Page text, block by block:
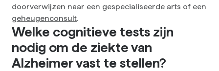
doorverwijzen naar een gespecialiseerde arts of een
geheugenconsult.
Welke cognitieve tests zijn
nodig om de ziekte van
Alzheimer vast te stellen?